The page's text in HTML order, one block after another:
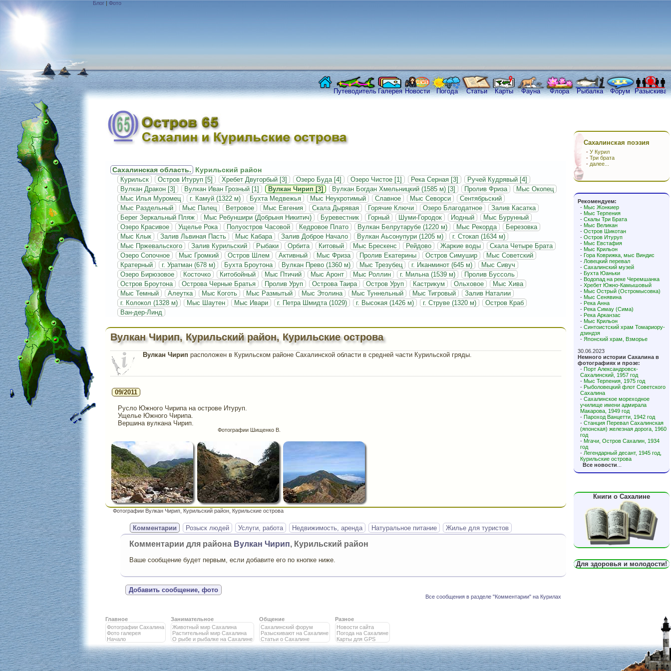
Блог | Фото
Путеводитель Галерея Новости Погода Статьи Карты Фауна Флора Рыбалка Форум
Сахалинская область. Курильский район
Курильск Остров Итуруп [5] Хребет Двугорбый [3] Озеро Буда [4] Озеро Чистое [1] Река Серная [3]
Ручей Кудрявый [4]
Вулкан Дракон [3]
Вулкан Иван Грозный [1] Вулкан Чирип [3] Вулкан Богдан Хмельницкий (1585 м) [3] Пролив Фриза
Мыс Окопец
Мыс Илья Муромец
г. Камуй (1322 м) Бухта Медвежья Мыс Неукротимый Славное Мыс Севорси
Сентябрьский
Мыс Раздельный
Мыс Палец Ветровое Мыс Евгения Скала Дырявая Горячие Ключи Озеро Благодатное
Залив Касатка
Берег Зеркальный Пляж
Мыс Ребуншири (Добрыня Никитич) Буревестник Горный Шуми-Городок Иодный
Мыс Бурунный
Озеро Красивое
Ущелье Рока Полуостров Часовой Кедровое Плато Вулкан Белрутарубе (1220 м) Мыс Рекорда
Березовка
Мыс Клык
Залив Львиная Пасть Мыс Кабара Залив Доброе Начало Вулкан Аьсонупури (1205 м)
г. Стокап (1634 м)
Мыс Пржевальского
Залив Курильский Рыбаки Орбита Китовый Мыс Брескенс Рейдово Жаркие воды
Скала Четыре Брата
Озеро Сопочное
Мыс Громкий Остров Шлем Активный Мыс Фриза Пролив Екатерины Остров Симушир
Мыс Советский
Кратерный
г. Уратман (678 м) Бухта Броутона Вулкан Прево (1360 м) Мыс Трезубец г. Иканминот (645 м)
Мыс Сивуч
Озеро Бирюзовое
Косточко Китобойный Мыс Птичий Мыс Аронт Мыс Роллин г. Мильна (1539 м)
Пролив Буссоль
Остров Броутона
Острова Черные Братья Пролив Уруп Острова Таира Остров Уруп Кастрикум Ольховое
Мыс Хива
Мыс Темный
Алеутка Мыс Коготь Мыс Размытый Мыс Этолина Мыс Туннельный Мыс Тигровый
Залив Наталии
г. Колокол (1328 м)
Мыс Шаутен Мыс Ивари г. Петра Шмидта (1029) г. Высокая (1426 м) г. Струве (1320 м)
Остров Краб
Ван-дер-Линд
Вулкан Чирип, Курильский район, Курильские острова
Вулкан Чирип расположен в Курильском районе Сахалинской области в средней части Курильской гряды.
09/2011
Русло Южного Чирипа на острове Итуруп.
Ущелье Южного Чирипа.
Вершина вулкана Чирип.
Фотографии Шищенко В.
Фотографии Вулкан Чирип, Курильский район, Курильские острова
Комментарии Розыск людей Услуги, работа Недвижимость, аренда Натуральное питание Жилье для туристов
Комментарии для района Вулкан Чирип, Курильский район
Ваше сообщение будет первым, если добавите его по кнопке ниже.
Добавить сообщение, фото
Все сообщения в разделе "Комментарии" на Курилах
Сахалинская поэзия
- У Курил
- Три брата
- далее...
Рекомендуем:
- Мыс Жонкиер
- Мыс Терпения
- Скалы Три Брата
- Мыс Великан
- Остров Шикотан
- Остров Итуруп
- Мыс Евстафия
- Мыс Крильон
- Гора Коврижка, мыс Виндис
- Ловецкий перевал
- Сахалинский музей
- Бухта Юаньки
- Водопад на реке Черемшанка
- Хребет Южно-Камышовый
- Мыс Острый (Остромысовка)
- Мыс Сенявина
- Река Анна
- Река Симау (Сима)
- Река Арканзас
- Мыс Крильон
- Синтоистский храм Томариору-
дзиндзя
- Японский храм, Взморье
30.06.2023
Немного истории Сахалина в
фотографиях и прозе:
- Порт Александровск-
Сахалинский, 1957 год
- Мыс Терпения, 1975 год
- Рыболовецкий флот Советского
Сахалина
- Сахалинское мореходное
училище имени адмирала
Макарова, 1949 год
- Пароход Ванцетти, 1942 год
- Станция Перевал Сахалинская
(японская) железная дорога, 1960
год
- Мгачи, Остров Сахалин, 1934
год
- Легендарный десант, 1945 год,
Курильские острова
Все новости
Книги о Сахалине
Для здоровья и молодости!
Главное
Фотографии Сахалина
Фото галерея
Начало
Занимательное
Животный мир Сахалина
Растительный мир Сахалина
О рыбе и рыбалке на Сахалине
Общение
Сахалинский форум
Разыскивают на Сахалине
Статьи о Сахалине
Разное
Новости сайта
Погода на Сахалине
Карты для GPS